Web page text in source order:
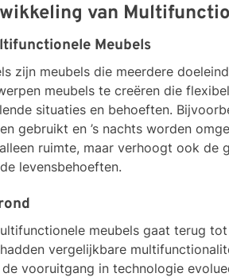
van
Meubels
zijn meubels die meerdere
meubels te creëren die
situaties en behoeften.
gebruikt en ’s nachts worden
ruimte, maar verhoogt ook de
levensbehoeften.
meubels gaat terug
vergelijkbare
vooruitgang in technologie